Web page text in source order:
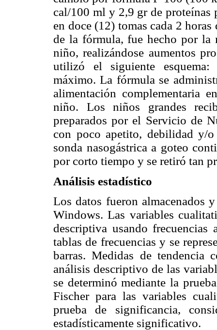
cal/100 ml y 2,9 gr de proteínas
en doce (12) tomas cada 2
de la fórmula, fue hecho por
niño, realizándose aumentos
utilizó el siguiente
máximo. La fórmula se
alimentación complementaria
niño. Los niños grandes
preparados por el Servicio de
con poco apetito, debilidad y/
sonda nasogástrica a goteo
por corto tiempo y se retiró tan
Análisis estadístico
Los datos fueron almacenados
Windows. Las variables
descriptiva usando
tablas de frecuencias y se
barras. Medidas de tendencia
análisis descriptivo de las
se determinó mediante la
Fischer para las variables
prueba de significancia,
estadísticamente significativo.